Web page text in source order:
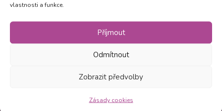
vlastnosti a funkce.
Příjmout
Odmítnout
Zobrazit předvolby
Zásady cookies
Odebírejte novinky a mějte přehled o všech našich
akcích
zasílat novinky v souladu s našimiZásadami